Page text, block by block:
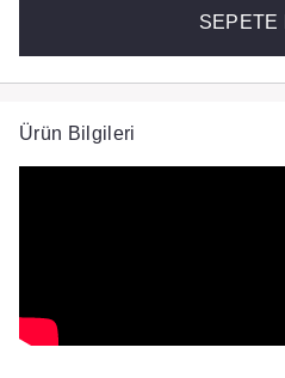
SEPETE
Ürün Bilgileri